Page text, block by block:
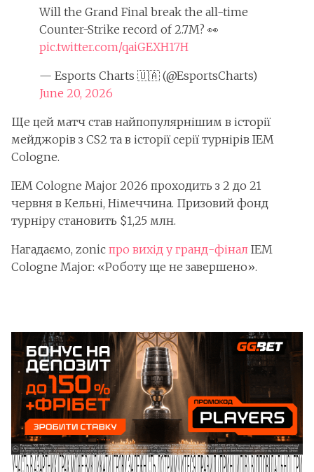
Will the Grand Final break the all-time
Counter-Strike record of 2.7M? 👀
pic.twitter.com/qaiGEXH17H
— Esports Charts 🇺🇦 (@EsportsCharts)
June 20, 2026
Ще цей матч став найпопулярнішим в історії
мейджорів з CS2 та в історії серії турнірів IEM
Cologne.
IEM Cologne Major 2026 проходить з 2 до 21
червня в Кельні, Німеччина. Призовий фонд
турніру становить $1,25 млн.
Нагадаємо, zonic про вихід у гранд-фінал IEM
Cologne Major: «Роботу ще не завершено».